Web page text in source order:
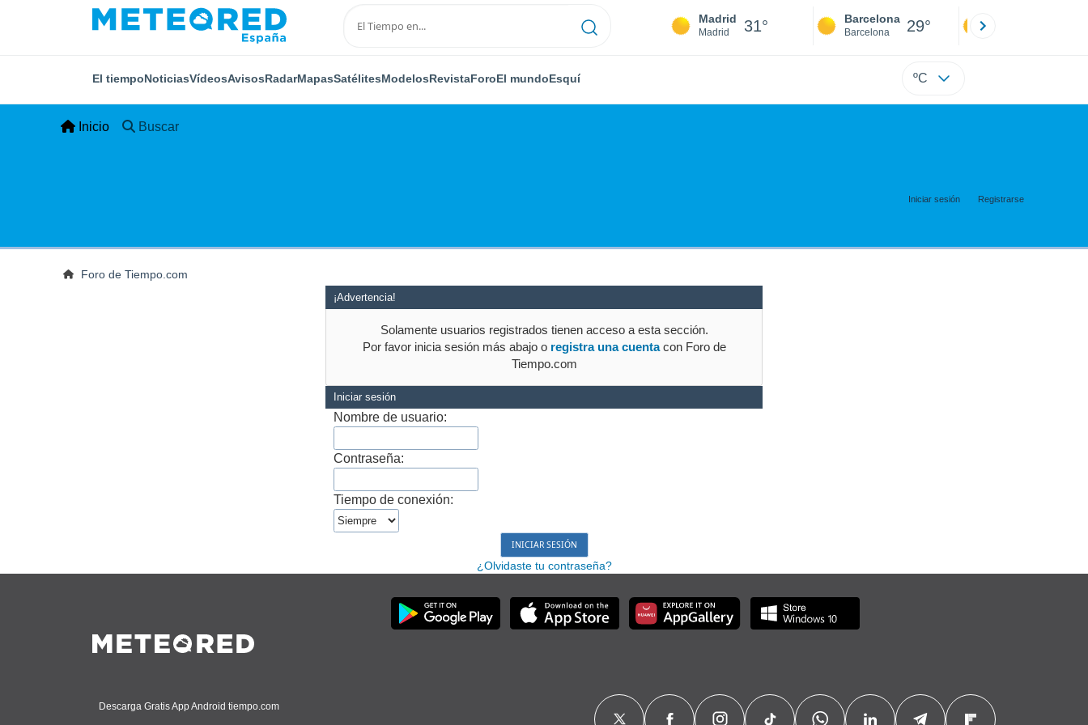
Madrid
Madrid 31° Barcelona
Barcelona 29°
El tiempoNoticiasVídeosAvisosRadarMapasSatélitesModelosRevistaForoEl mundoEsquí ºC
Inicio Buscar
Iniciar sesión Registrarse
Foro de Tiempo.com
¡Advertencia!
Solamente usuarios registrados tienen acceso a esta sección.
Por favor inicia sesión más abajo o registra una cuentacon Foro de
Tiempo.com
Iniciar sesión
Nombre de usuario:
Contraseña:
Tiempo de conexión:
¿Olvidaste tu contraseña?
Descarga Gratis App Android tiempo.com